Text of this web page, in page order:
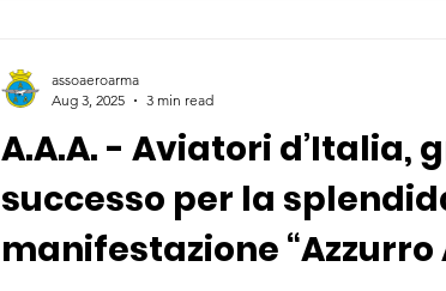
A.A.A. - Aviatori d’Italia,
successo per la
manifestazione “Azzurro
assoaeroarma
Aug 3, 2025
3 min read